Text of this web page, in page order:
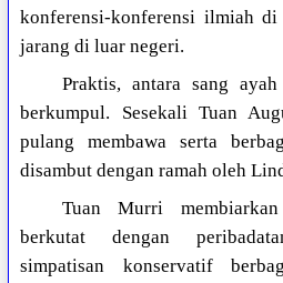
konferensi-konferensi ilmiah
jarang di luar negeri.
Praktis, antara sang
berkumpul. Sesekali Tuan
pulang membawa serta
disambut dengan ramah oleh
Tuan Murri
berkutat dengan
simpatisan konservatif